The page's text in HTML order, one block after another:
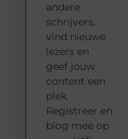
andere
schrijvers,
vind nieuwe
lezers en
geef jouw
content een
plek.
Registreer en
blog mee op